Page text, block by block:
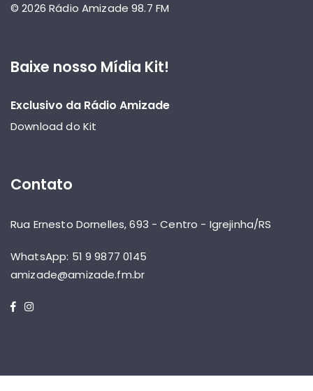
© 2026 Rádio Amizade 98.7 FM
Baixe nosso Mídia Kit!
Exclusivo da Rádio Amizade
Download do Kit
Contato
Rua Ernesto Dornelles, 693 - Centro - Igrejinha/RS
WhatsApp: 51 9 9877 0145
amizade@amizade.fm.br